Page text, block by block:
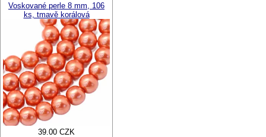
Voskované perle 8 mm, 106
ks, tmavě korálová
39.00 CZK